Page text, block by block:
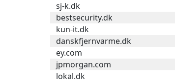
sj-k.dk
bestsecurity.dk
kun-it.dk
danskfjernvarme.dk
ey.com
jpmorgan.com
lokal.dk